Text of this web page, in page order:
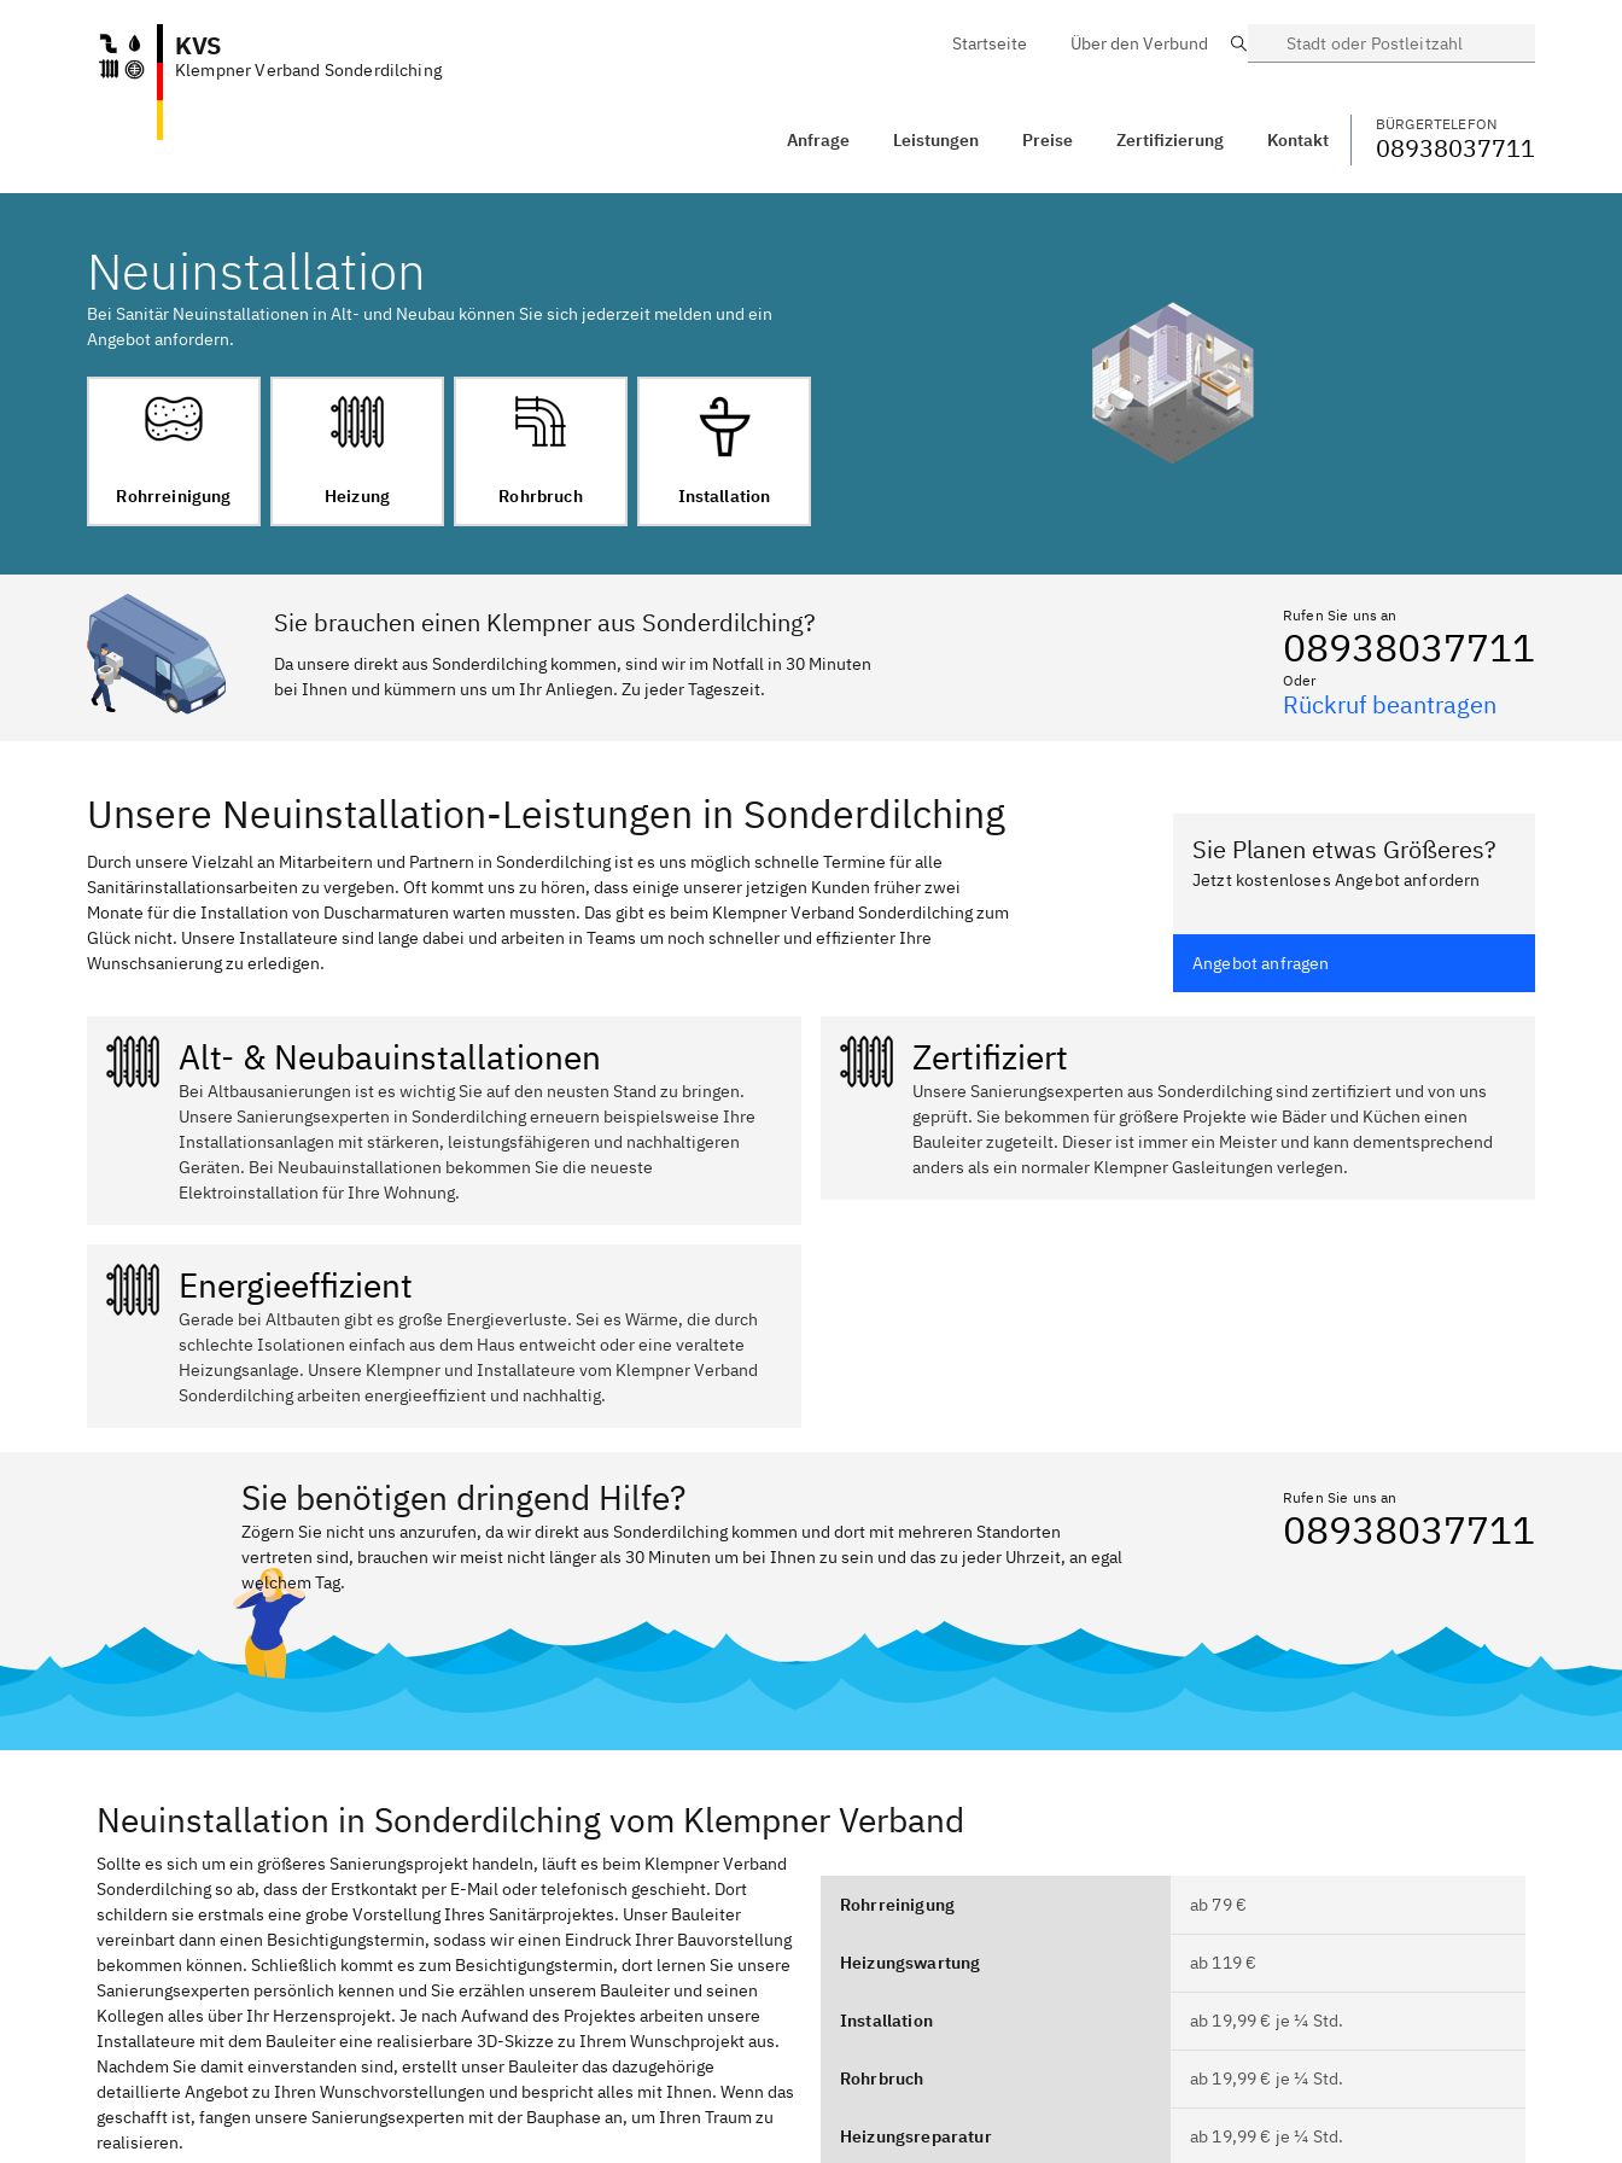
KVS
Klempner Verband Sonderdilching
BÜRGERTELEFON WECHSELN
Startseite Über den Verbund Suche
Anfrage Leistungen Preise Zertifizierung Kontakt
BÜRGERTELEFON
08938037711
Neuinstallation
Bei Sanitär Neuinstallationen in Alt- und Neubau können Sie sich jederzeit melden und ein
Angebot anfordern.
Rohrreinigung Heizung Rohrbruch Installation
Sie brauchen einen Klempner aus Sonderdilching?
Da unsere direkt aus Sonderdilching kommen, sind wir im Notfall in 30 Minuten
bei Ihnen und kümmern uns um Ihr Anliegen. Zu jeder Tageszeit.
Rufen Sie uns an
08938037711
Oder
Rückruf beantragen
Unsere Neuinstallation-Leistungen in Sonderdilching
Durch unsere Vielzahl an Mitarbeitern und Partnern in Sonderdilching ist es uns möglich schnelle Termine für alle
Sanitärinstallationsarbeiten zu vergeben. Oft kommt uns zu hören, dass einige unserer jetzigen Kunden früher zwei
Monate für die Installation von Duscharmaturen warten mussten. Das gibt es beim Klempner Verband Sonderdilching zum
Glück nicht. Unsere Installateure sind lange dabei und arbeiten in Teams um noch schneller und effizienter Ihre
Wunschsanierung zu erledigen.
Sie Planen etwas Größeres?
Jetzt kostenloses Angebot anfordern
Angebot anfragen
Alt- & Neubauinstallationen
Bei Altbausanierungen ist es wichtig Sie auf den neusten Stand zu bringen.
Unsere Sanierungsexperten in Sonderdilching erneuern beispielsweise Ihre
Installationsanlagen mit stärkeren, leistungsfähigeren und nachhaltigeren
Geräten. Bei Neubauinstallationen bekommen Sie die neueste
Elektroinstallation für Ihre Wohnung.
Zertifiziert
Unsere Sanierungsexperten aus Sonderdilching sind zertifiziert und von uns
geprüft. Sie bekommen für größere Projekte wie Bäder und Küchen einen
Bauleiter zugeteilt. Dieser ist immer ein Meister und kann dementsprechend
anders als ein normaler Klempner Gasleitungen verlegen.
Energieeffizient
Gerade bei Altbauten gibt es große Energieverluste. Sei es Wärme, die durch
schlechte Isolationen einfach aus dem Haus entweicht oder eine veraltete
Heizungsanlage. Unsere Klempner und Installateure vom Klempner Verband
Sonderdilching arbeiten energieeffizient und nachhaltig.
Sie benötigen dringend Hilfe?
Zögern Sie nicht uns anzurufen, da wir direkt aus Sonderdilching kommen und dort mit mehreren Standorten
vertreten sind, brauchen wir meist nicht länger als 30 Minuten um bei Ihnen zu sein und das zu jeder Uhrzeit, an egal
welchem Tag.
Rufen Sie uns an
08938037711
Neuinstallation in Sonderdilching vom Klempner Verband
Sollte es sich um ein größeres Sanierungsprojekt handeln, läuft es beim Klempner Verband
Sonderdilching so ab, dass der Erstkontakt per E-Mail oder telefonisch geschieht. Dort
schildern sie erstmals eine grobe Vorstellung Ihres Sanitärprojektes. Unser Bauleiter
vereinbart dann einen Besichtigungstermin, sodass wir einen Eindruck Ihrer Bauvorstellung
bekommen können. Schließlich kommt es zum Besichtigungstermin, dort lernen Sie unsere
Sanierungsexperten persönlich kennen und Sie erzählen unserem Bauleiter und seinen
Kollegen alles über Ihr Herzensprojekt. Je nach Aufwand des Projektes arbeiten unsere
Installateure mit dem Bauleiter eine realisierbare 3D-Skizze zu Ihrem Wunschprojekt aus.
Nachdem Sie damit einverstanden sind, erstellt unser Bauleiter das dazugehörige
detaillierte Angebot zu Ihren Wunschvorstellungen und bespricht alles mit Ihnen. Wenn das
geschafft ist, fangen unsere Sanierungsexperten mit der Bauphase an, um Ihren Traum zu
realisieren.
Rohrreinigung ab 79 €
Heizungswartung ab 119 €
Installation ab 19,99 € je ¼ Std.
Rohrbruch ab 19,99 € je ¼ Std.
Heizungsreparatur ab 19,99 € je ¼ Std.